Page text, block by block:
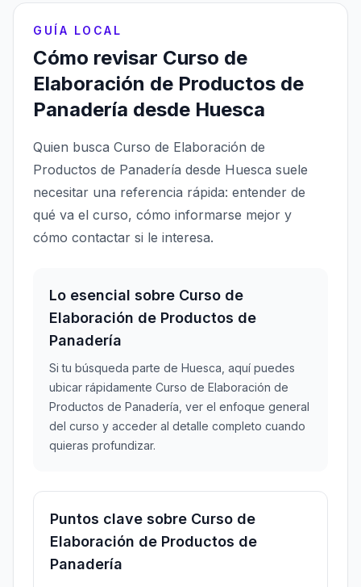
GUÍA LOCAL
Cómo revisar Curso de
Elaboración de Productos de
Panadería desde Huesca
Quien busca Curso de Elaboración de
Productos de Panadería desde Huesca suele
necesitar una referencia rápida: entender de
qué va el curso, cómo informarse mejor y
cómo contactar si le interesa.
Lo esencial sobre Curso de
Elaboración de Productos de
Panadería
Si tu búsqueda parte de Huesca, aquí puedes
ubicar rápidamente Curso de Elaboración de
Productos de Panadería, ver el enfoque general
del curso y acceder al detalle completo cuando
quieras profundizar.
Puntos clave sobre Curso de
Elaboración de Productos de
Panadería